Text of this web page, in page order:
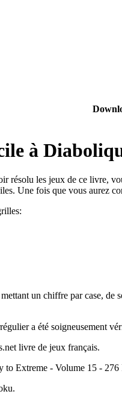
à
résolu les jeux de ce livre,
Une fois que vous aurez
un chiffre par case,
a été soigneusement
livre de jeux français.
to Extreme - Volume 15 - 276